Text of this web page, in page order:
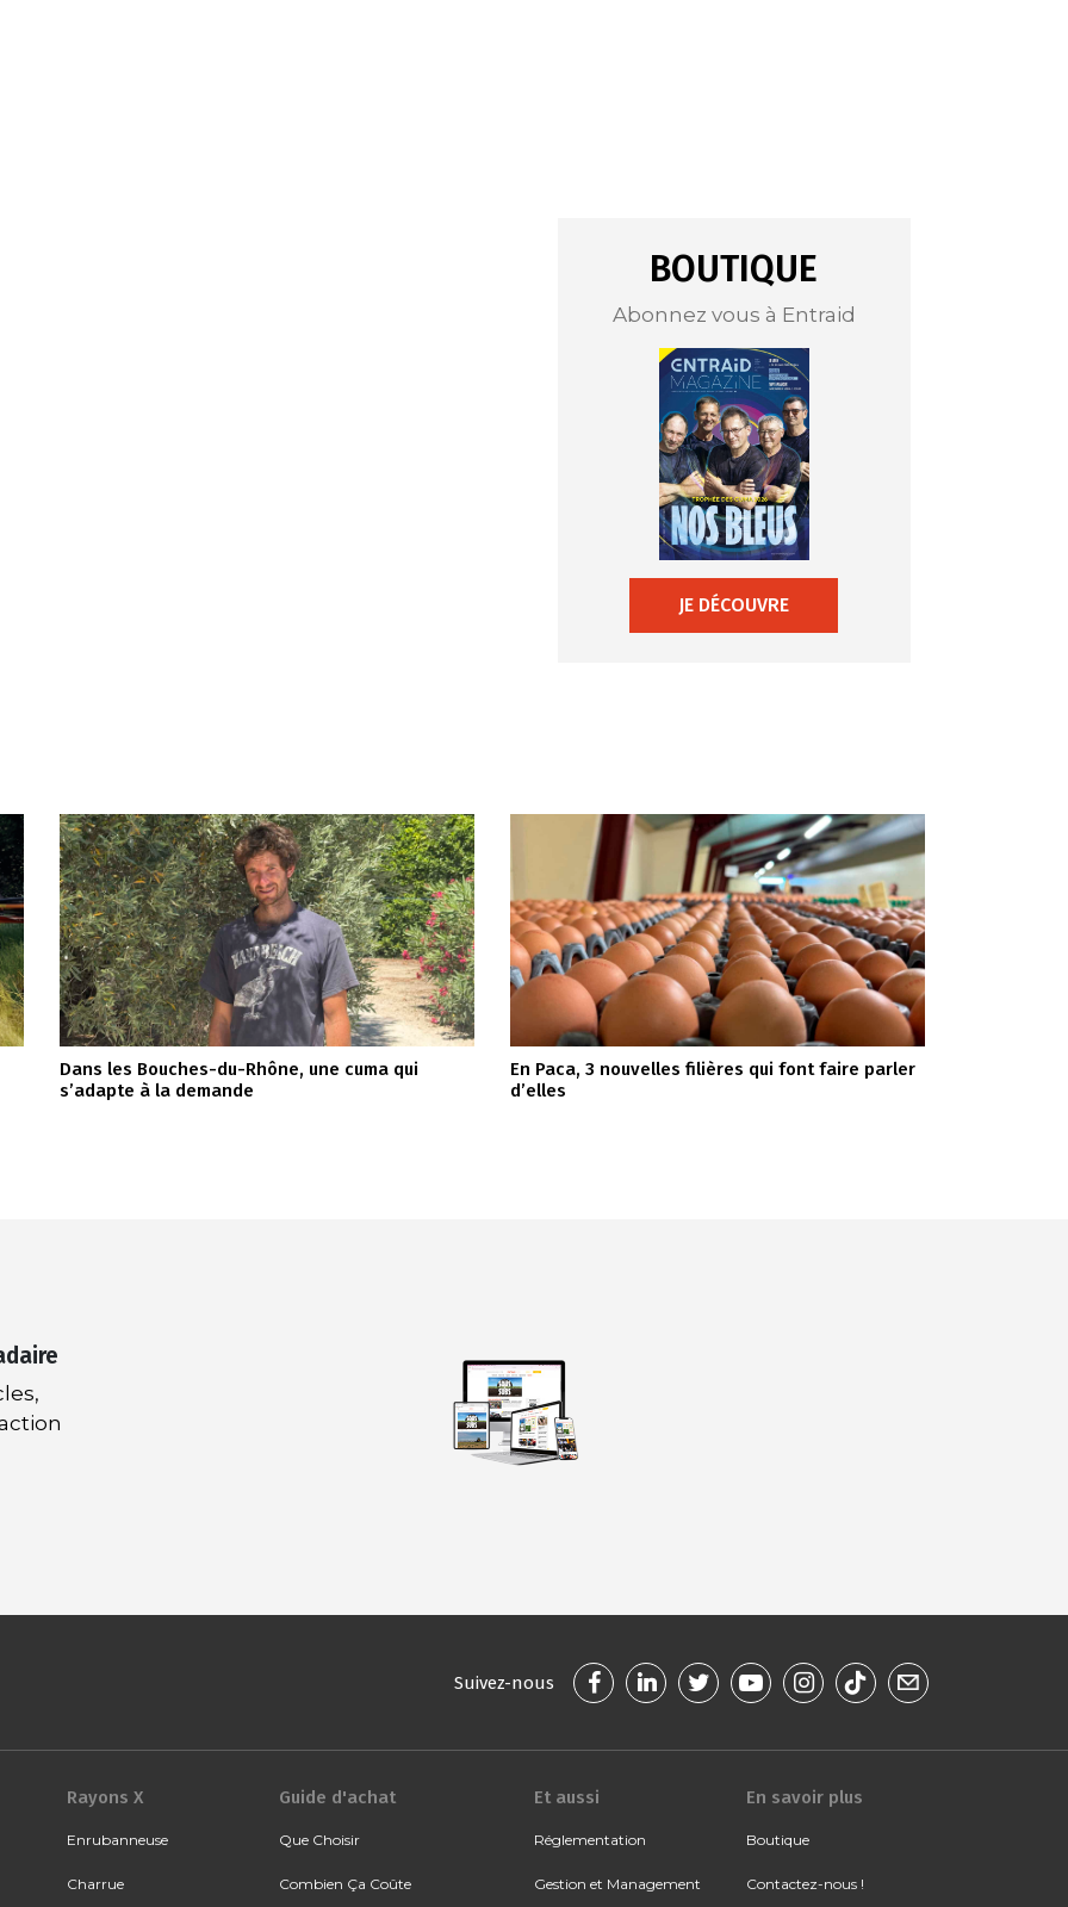
BOUTIQUE
Abonnez vous à Entraid
JE DÉCOUVRE
Dans les Bouches-du-Rhône, une cuma qui
s’adapte à la demande
En Paca, 3 nouvelles filières qui font faire parler
d’elles
Suivez-nous
Rayons X
Enrubanneuse
Charrue
Guide d'achat
Que Choisir
Combien Ça Coûte
Et aussi
Réglementation
Gestion et Management
En savoir plus
Boutique
Contactez-nous !